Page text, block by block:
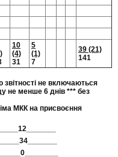
10
(4)
31
5
(1)
7
39 (21)
141
звітності не включаються
не менше 6 днів *** без
МКК на присвоєння